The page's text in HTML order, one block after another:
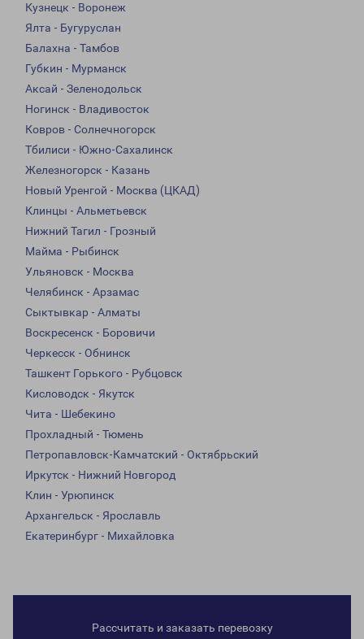
Кузнецк - Воронеж
Ялта - Бугуруслан
Балахна - Тамбов
Губкин - Мурманск
Аксай - Зеленодольск
Ногинск - Владивосток
Ковров - Солнечногорск
Тбилиси - Южно-Сахалинск
Железногорск - Казань
Новый Уренгой - Москва (ЦКАД)
Клинцы - Альметьевск
Нижний Тагил - Грозный
Майма - Рыбинск
Ульяновск - Москва
Челябинск - Арзамас
Сыктывкар - Алматы
Воскресенск - Боровичи
Черкесск - Обнинск
Ташкент Горького - Рубцовск
Кисловодск - Якутск
Чита - Шебекино
Прохладный - Тюмень
Петропавловск-Камчатский - Октябрьский
Иркутск - Нижний Новгород
Клин - Урюпинск
Архангельск - Ярославль
Екатеринбург - Михайловка
Рассчитать и заказать перевозку